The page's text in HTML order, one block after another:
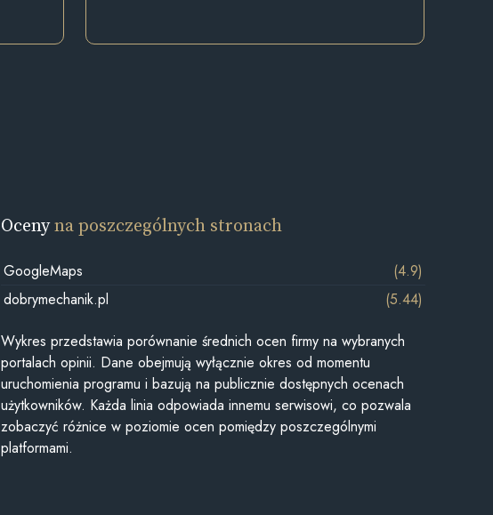
Ocenyna poszczególnych stronach
GoogleMaps
(4.9)
dobrymechanik.pl
(5.44)
Wykres przedstawia porównanie średnich ocen firmy na wybranych
portalach opinii. Dane obejmują wyłącznie okres od momentu
uruchomienia programu i bazują na publicznie dostępnych ocenach
użytkowników. Każda linia odpowiada innemu serwisowi, co pozwala
zobaczyć różnice w poziomie ocen pomiędzy poszczególnymi
platformami.